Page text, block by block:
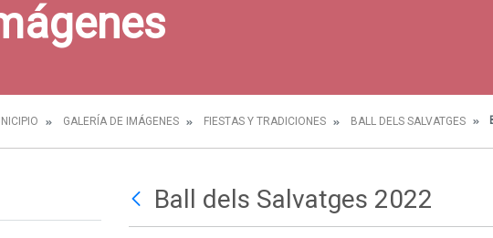
GALERÍA DE IMÁGENES FIESTAS Y TRADICIONES BALL DELS SALVATGES
Ball dels Salvatges 2022